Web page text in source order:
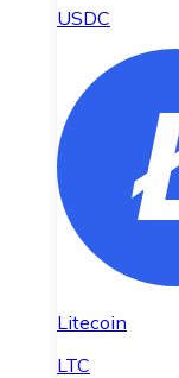
USDC
Litecoin
LTC